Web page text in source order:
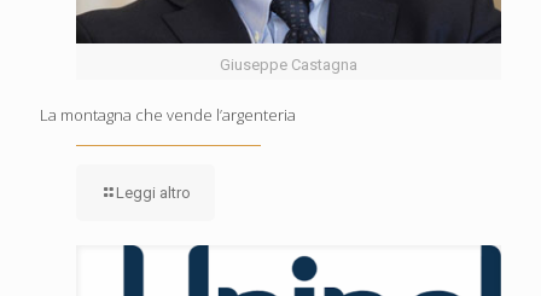
Giuseppe Castagna
La montagna che vende l’argenteria
Leggi altro